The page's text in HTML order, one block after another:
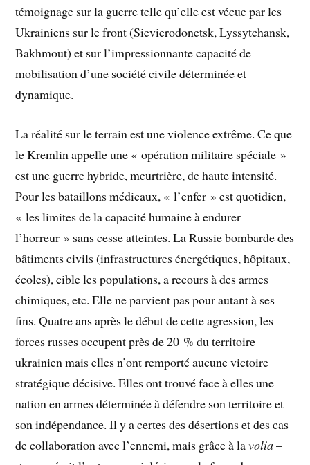
témoignage sur la guerre telle qu’elle est vécue par les
Ukrainiens sur le front (Sievierodonetsk, Lyssytchansk,
Bakhmout) et sur l’impressionnante capacité de
mobilisation d’une société civile déterminée et
dynamique.
La réalité sur le terrain est une violence extrême. Ce que
le Kremlin appelle une « opération militaire spéciale »
est une guerre hybride, meurtrière, de haute intensité.
Pour les bataillons médicaux, « l’enfer » est quotidien,
« les limites de la capacité humaine à endurer
l’horreur » sans cesse atteintes. La Russie bombarde des
bâtiments civils (infrastructures énergétiques, hôpitaux,
écoles), cible les populations, a recours à des armes
chimiques, etc. Elle ne parvient pas pour autant à ses
fins. Quatre ans après le début de cette agression, les
forces russes occupent près de 20 % du territoire
ukrainien mais elles n’ont remporté aucune victoire
stratégique décisive. Elles ont trouvé face à elles une
nation en armes déterminée à défendre son territoire et
son indépendance. Il y a certes des désertions et des cas
de collaboration avec l’ennemi, mais grâce à lavolia–